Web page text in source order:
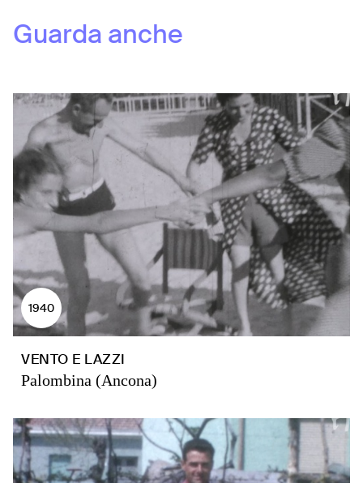
Guarda anche
1940
VENTO E LAZZI
Palombina (Ancona)